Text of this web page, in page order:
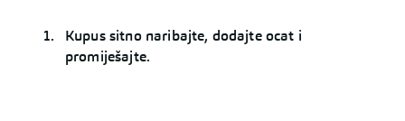
Kupus sitno naribajte, dodajte ocat i
promiješajte.